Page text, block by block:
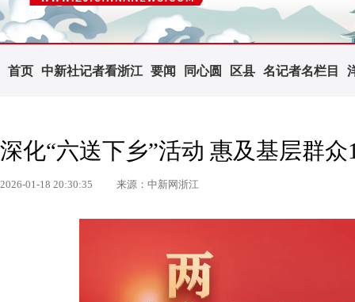
首页 中新社记者看浙江 要闻 同心圆 区县 名记者名栏目
深化“六送下乡”活动 惠及基层群众
2026-01-18 20:30:35 来源：中新网浙江